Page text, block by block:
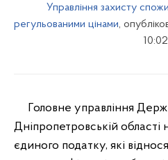
Управління захисту
регульованими цінами,
10:02
Головне управління
Дніпропетровській області
єдиного податку, які